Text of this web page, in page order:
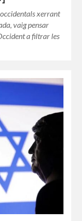
xerrant
vaig pensar
a filtrar les